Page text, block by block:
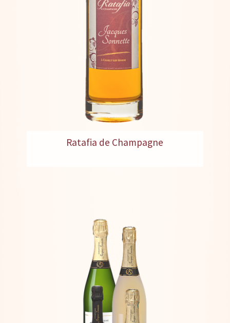
Ratafia de Champagne